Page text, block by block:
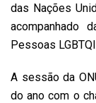
das Nações
acompanhado
Pessoas
A sessão da
do ano com o